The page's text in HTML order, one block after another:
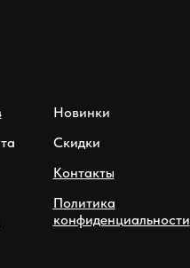
Новинки
Скидки
Контакты
Политика
конфиденциальности